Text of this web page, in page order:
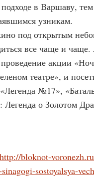
подходе в Варшаву,
узникам.
под открытым
все чаще и чаще.
проведение акции
театре», и
№17»,
о Золотом
http://bloknot-
sostoyalsya-